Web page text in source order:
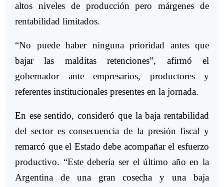
altos niveles de producción pero márgenes de
rentabilidad limitados.
“No puede haber ninguna prioridad antes que
bajar las malditas retenciones”, afirmó el
gobernador ante empresarios, productores y
referentes institucionales presentes en la jornada.
En ese sentido, consideró que la baja rentabilidad
del sector es consecuencia de la presión fiscal y
remarcó que el Estado debe acompañar el esfuerzo
productivo. “Este debería ser el último año en la
Argentina de una gran cosecha y una baja